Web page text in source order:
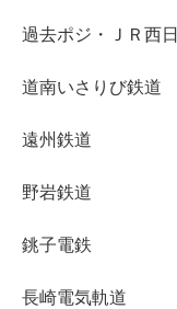
過去ポジ・ＪＲ西
道南いさりび鉄道
遠州鉄道
野岩鉄道
銚子電鉄
長崎電気軌道